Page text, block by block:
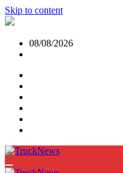
Skip to content
08/08/2026